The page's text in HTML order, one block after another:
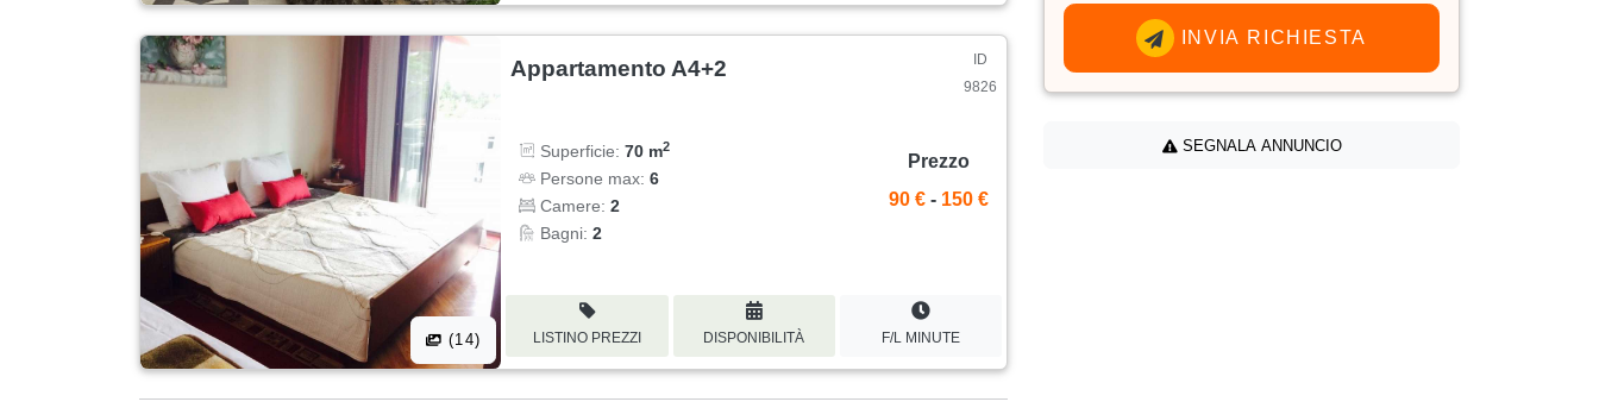
(14)
Appartamento A4+2
ID
9826
Superficie:70 m2
Persone max:6
Camere:2
Bagni:2
Prezzo
90 € - 150 €
LISTINO PREZZI DISPONIBILITÀ F/L MINUTE
INVIA RICHIESTA
SEGNALA ANNUNCIO